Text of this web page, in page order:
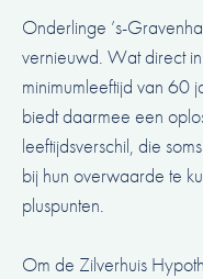
Onderlinge ’s-
vernieuwd. Wat direct
minimumleeftijd van 60
biedt daarmee een
leeftijdsverschil, die
bij hun overwaarde te
pluspunten.
Om de Zilverhuis